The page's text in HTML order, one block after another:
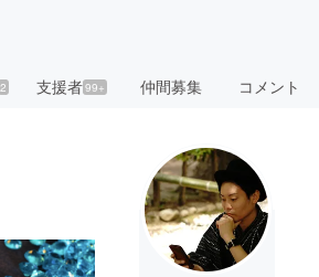
2 支援者99+ 仲間募集 コメント